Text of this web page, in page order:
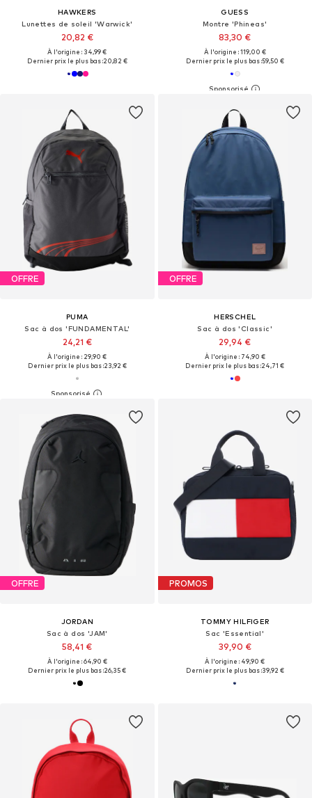
HAWKERS
Lunettes de soleil 'Warwick'
20,82 €
À l'origine : 34,99 €
Dernier prix le plus bas :20,82 €
GUESS
Montre 'Phineas'
83,30 €
À l'origine : 119,00 €
Dernier prix le plus bas :59,50 €
OFFRE
PUMA
Sac à dos 'FUNDAMENTAL'
24,21 €
À l'origine : 29,90 €
Dernier prix le plus bas :23,92 €
OFFRE
HERSCHEL
Sac à dos 'Classic'
29,94 €
À l'origine : 74,90 €
Dernier prix le plus bas :24,71 €
OFFRE
JORDAN
Sac à dos 'JAM'
58,41 €
À l'origine : 64,90 €
Dernier prix le plus bas :26,35 €
PROMOS
TOMMY HILFIGER
Sac 'Essential'
39,90 €
À l'origine : 49,90 €
Dernier prix le plus bas :39,92 €